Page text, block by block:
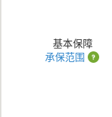
基本保障
承保范围